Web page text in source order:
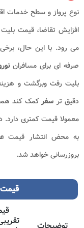
نوع پرواز و سطح خدمات
افزایش تقاضا، قیمت
می رود. با این حال،
صرفه ای برای مسافران
بلیت رفت وبرگشت و
دقیق تر سفرکمک کند
معمولا قیمت کمتری
به محض انتشار قیمت
بروزرسانی خواهد شد.
قیمت